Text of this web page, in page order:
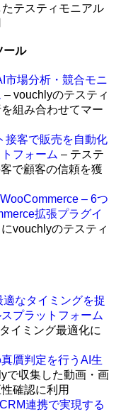
テスティモニアル
ール
市場分析・競合モニ
– vouchlyのテスティ
組み合わせてマー
接客で販売を自動化
フォーム – テステ
で顧客の信頼を獲
– 6つ
拡張プラグイ
vouchlyのテスティ
なタイミングを捉
プラットフォーム
イミング最適化に
贋判定を行うAI生
で収集した動画・画
確認に利用
連携で実現する